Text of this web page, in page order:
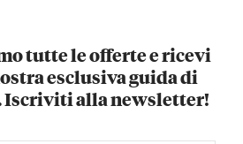
tutte le offerte e ricevi
esclusiva guida di
Iscriviti alla newsletter!